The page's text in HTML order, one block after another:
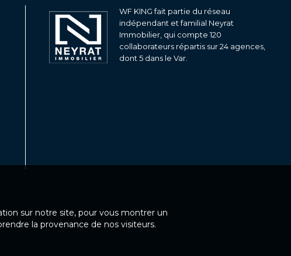
WF KING fait partie du réseau
indépendant et familial Neyrat
Immobilier, qui compte 120
collaborateurs répartis sur 24 agences,
dont 5 dans le Var.
sur notre site, pour vous montrer un
la provenance de nos visiteurs.